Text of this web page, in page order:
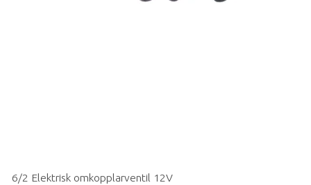
6/2 Elektrisk omkopplarventil 12V